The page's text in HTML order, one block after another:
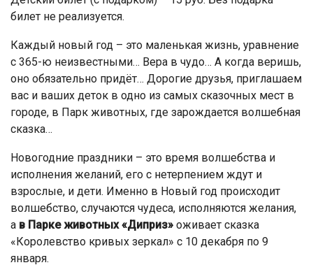
билет не реализуется.
Каждый новый год – это маленькая жизнь, уравнение
с 365-ю неизвестными… Вера в чудо… А когда веришь,
оно обязательно придёт… Дорогие друзья, приглашаем
вас и ваших деток в одно из самых сказочных мест в
городе, в Парк животных, где зарождается волшебная
сказка…
Новогодние праздники – это время волшебства и
исполнения желаний, его с нетерпением ждут и
взрослые, и дети. Именно в Новый год происходит
волшебство, случаются чудеса, исполняются желания,
а в Парке животных «Диприз» оживает сказка
«Королевство кривых зеркал» с 10 декабря по 9
января.